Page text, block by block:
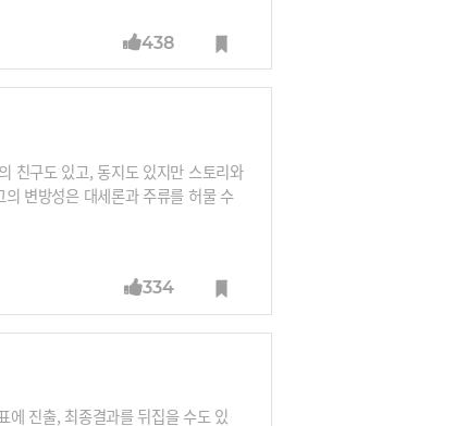
438
친구도 있고, 동지도 있지만 스토리와
변방성은 대세론과 주류를 허물 수
334
에 진출, 최종결과를 뒤집을 수도 있